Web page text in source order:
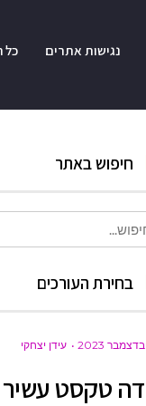
נגישות אתרים כל
חיפוש באתר
בחירת העורכים
עידן יצחקי
טקסט עשיר